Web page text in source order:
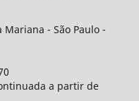
Mariana - São Paulo -
a partir de